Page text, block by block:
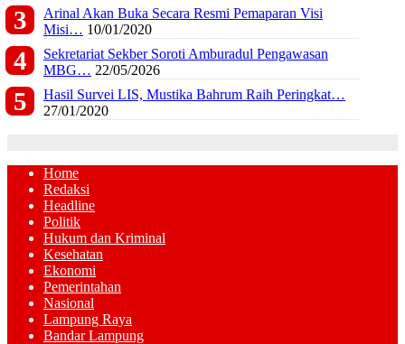
Arinal Akan Buka Secara Resmi Pemaparan Visi
Misi… 10/01/2020
Sekretariat Sekber Soroti Amburadul Pengawasan
MBG… 22/05/2026
Hasil Survei LIS, Mustika Bahrum Raih Peringkat…
27/01/2020
Home
Redaksi
Headline
Politik
Hukum dan Kriminal
Kesehatan
Ekonomi
Pemerintahan
Nasional
Lampung Raya
Bandar Lampung